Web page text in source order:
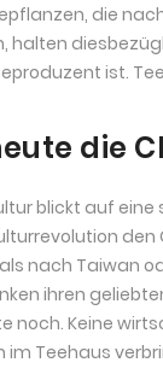
die
halten
ist.
die
blickt auf
nach Taiwan
ihren
noch. Keine
Teehaus